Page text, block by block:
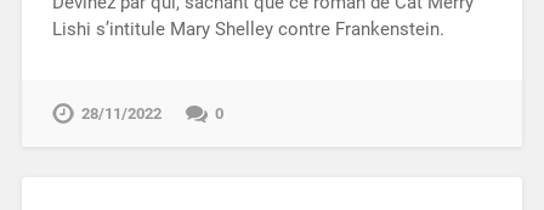
Lishi s’intitule Mary Shelley contre Frankenstein.
28/11/2022 0